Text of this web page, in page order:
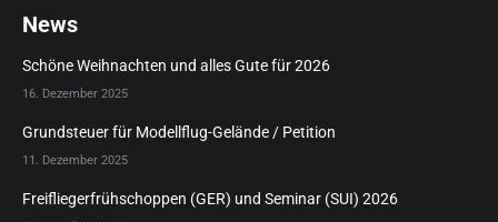
News
Schöne Weihnachten und alles Gute für 2026
16. Dezember 2025
Grundsteuer für Modellflug-Gelände / Petition
11. Dezember 2025
Freifliegerfrühschoppen (GER) und Seminar (SUI) 2026